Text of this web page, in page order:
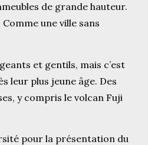
de grande hauteur.
une ville sans
et gentils, mais c’est
leur plus jeune âge. Des
y compris le volcan Fuji
pour la présentation du